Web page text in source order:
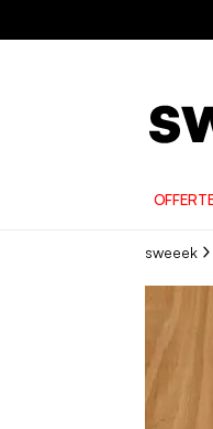
sweeek